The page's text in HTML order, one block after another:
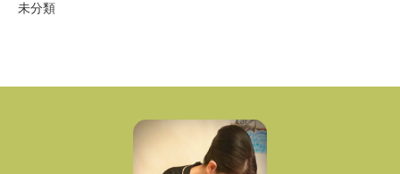
未分類